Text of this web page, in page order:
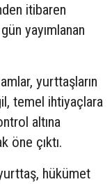
itibaren
yayımlanan
yurttaşların
temel ihtiyaçlara
altına
öne çıktı.
hükümet